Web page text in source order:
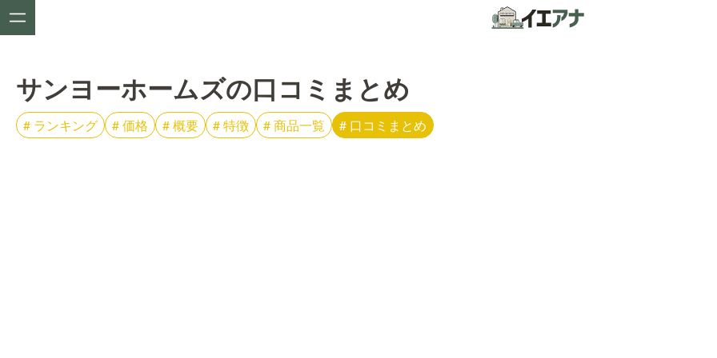
サンヨーホームズの口コミまとめ
# ランキング #価格 #概要 #特徴 #商品一覧 # 口コミまとめ